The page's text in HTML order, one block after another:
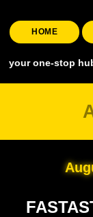
HOME
stop hub for